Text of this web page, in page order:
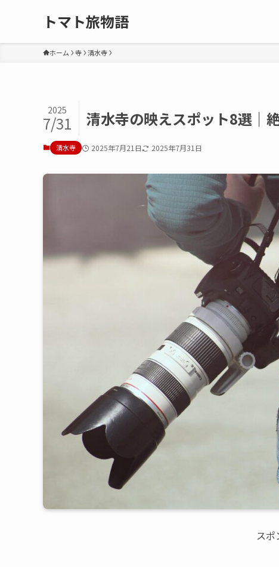
トマト旅物語
ホーム 寺 清水寺
清水寺の映えスポット8選｜
2025
7/31
清水寺 2025年7月21日 2025年7月31日
スポ